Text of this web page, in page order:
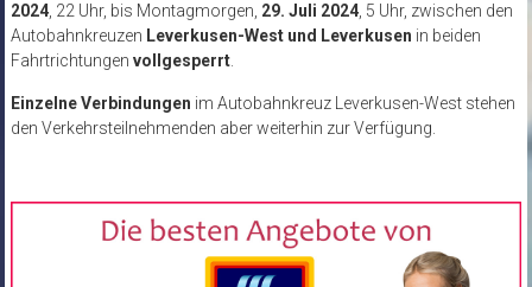
2024, 22 Uhr, bis Montagmorgen, 29. Juli 2024, 5 Uhr, zwischen den
Autobahnkreuzen Leverkusen-West und Leverkusen in beiden
Fahrtrichtungen vollgesperrt.
Einzelne Verbindungen im Autobahnkreuz Leverkusen-West stehen
den Verkehrsteilnehmenden aber weiterhin zur Verfügung.